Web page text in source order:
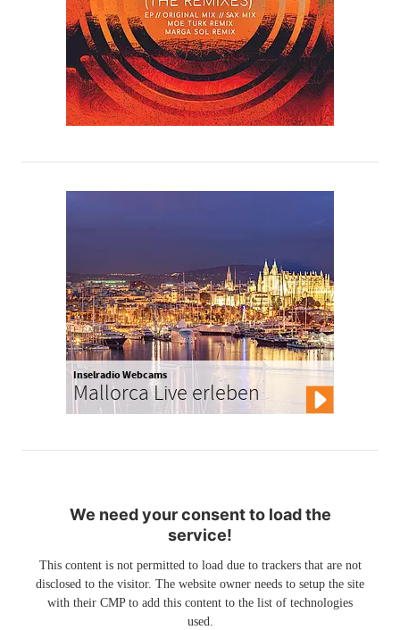
Inselradio Webcams
Mallorca Live erleben
We need your consent to load the
service!
This content is not permitted to load due to trackers that are not
disclosed to the visitor. The website owner needs to setup the site
with their CMP to add this content to the list of technologies
used.